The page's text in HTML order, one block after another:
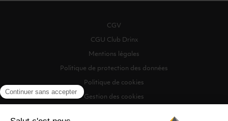
CGV
CGU Club Drinx
Mentions légales
Politique de protection des données
Politique de cookies
Gestion des cookies